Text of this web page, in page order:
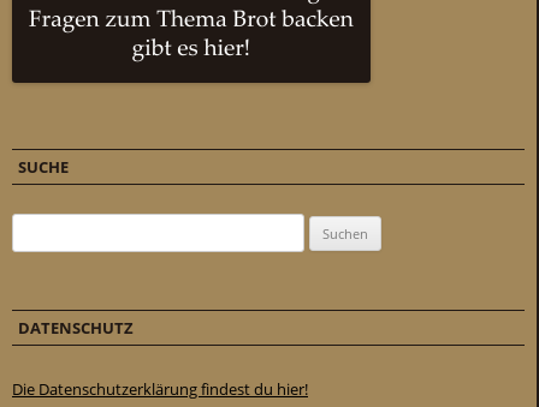
SUCHE
DATENSCHUTZ
Die Datenschutzerklärung findest du hier!